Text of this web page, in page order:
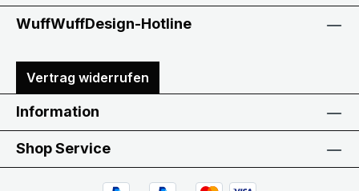
WuffWuffDesign-Hotline
Vertrag widerrufen
Information
Shop Service